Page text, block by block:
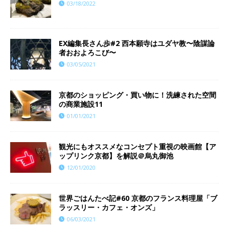
03/18/2022
EX編集長さん歩#2 西本願寺はユダヤ教〜陰謀論
者おおよろこび〜
03/05/2021
京都のショッピング・買い物に！洗練された空間
の商業施設11
01/01/2021
観光にもオススメなコンセプト重視の映画館【ア
ップリンク京都】を解説＠烏丸御池
12/01/2020
世界ごはんたべ記#60 京都のフランス料理屋「ブ
ラッスリー・カフェ・オンズ」
06/03/2021